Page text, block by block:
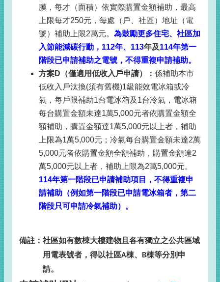
膜，每才（面積）依實際購置金額補助，最高
上限每才250元，每處（戶、社區）地址（電
號）補助上限2萬元。 為鼓勵更多住宅、社區加
入節能減碳行動， 112年、 113年及114年第一
階段已申請補助之電號，不得重複申請補助。
方案D （僅適用低收入戶申請）： 係補助本市
低收入戶汰換(須有舊機)1級能效電冰箱或冷
氣，每戶限補助1台電冰箱及 1台冷氣，電冰箱
每台購置金額未達1萬5,000元者依購置金額全
額補助，購置金額達1萬5,000元以上者，補助
上限為1萬5,000元；冷氣每台購置金額未達2萬
5,000元者依購置金額全額補助，購置金額達2
萬5,000元以上者，補助上限為2萬5,000元。
114年第一階段已申請補助項目，不得重複申
請補助（例如第一階段已申請電冰箱者，第二
階段只可申請冷氣補助）。
備註：社區如有數棟大樓建物且各有獨立之公共區域
用電表號者，得以社區A棟、 B棟等分別申
請。